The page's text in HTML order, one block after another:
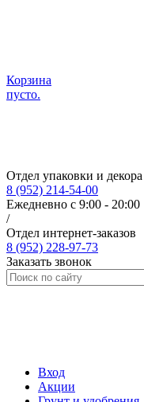
Корзина
пусто.
Отдел упаковки и декора
8 (952) 214-54-00
Ежедневно с 9:00 - 20:00
/
Отдел интернет-заказов
8 (952) 228-97-73
Заказать звонок
Вход
Акции